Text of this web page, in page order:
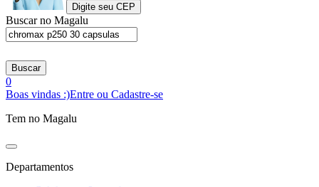
Digite seu CEP
Buscar no Magalu
Buscar
0
Boas vindas :)Entre ou Cadastre-se
Tem no Magalu
Departamentos